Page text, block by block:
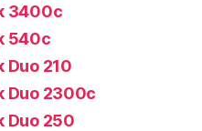
3400c
540c
Duo 210
Duo 2300c
Duo 250